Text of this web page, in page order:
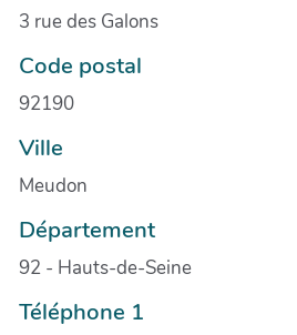
3 rue des Galons
Code postal
92190
Ville
Meudon
Département
92 - Hauts-de-Seine
Téléphone 1